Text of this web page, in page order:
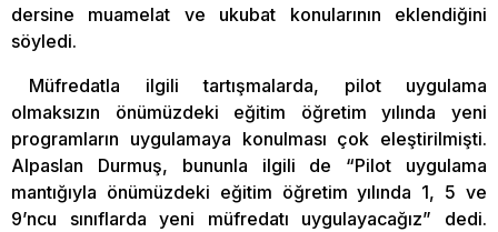
dersine muamelat ve ukubat konularının eklendiğini
söyledi.
Müfredatla ilgili tartışmalarda, pilot uygulama
olmaksızın önümüzdeki eğitim öğretim yılında yeni
programların uygulamaya konulması çok eleştirilmişti.
Alpaslan Durmuş, bununla ilgili de “Pilot uygulama
mantığıyla önümüzdeki eğitim öğretim yılında 1, 5 ve
9’ncu sınıflarda yeni müfredatı uygulayacağız” dedi.